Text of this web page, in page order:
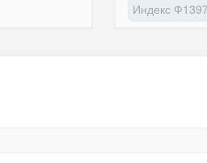
Индекс